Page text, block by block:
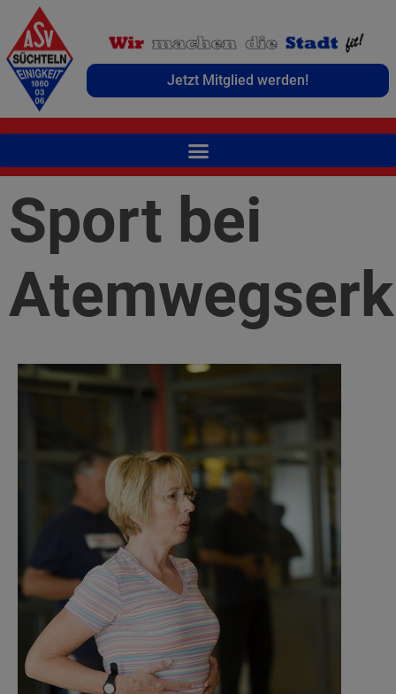
Jetzt Mitglied werden!
Sport bei